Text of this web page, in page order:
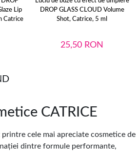
Lip
Catrice
DROP GLASS CLOUD Volume
Shot, Catrice, 5 ml
25,50 RON
CATRICE
printre cele mai apreciate cosmetice de
dintre formule performante,